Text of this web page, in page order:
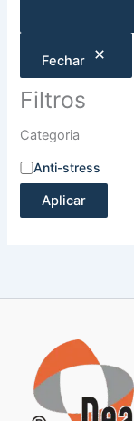
Fechar
Filtros
Categoria
Anti-stress
Aplicar